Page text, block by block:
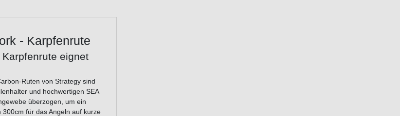
- Karpfenrute
eignet
Ruten von Strategy sind
und hochwertigen SEA
überzogen, um ein
für das Angeln auf kurze